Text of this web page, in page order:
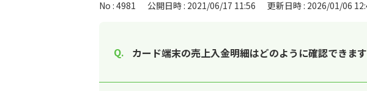
No : 4981 公開日時 : 2021/06/17 11:56 更新日時 : 2026/01/06
カード端末の売上入金明細はどのように確認できま